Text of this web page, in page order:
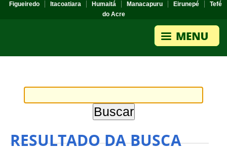
Figueiredo
Itacoatiara Humaitá Manacapuru Eirunepé
Tefé
do Acre
RESULTADO DA BUSCA